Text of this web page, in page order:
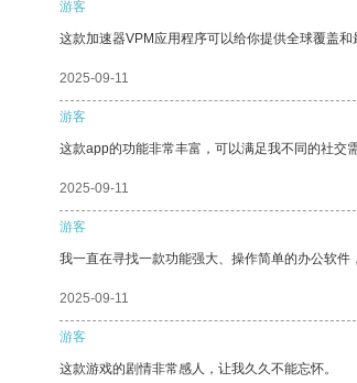
游客
这款加速器VPM应用程序可以给你提供全球覆盖和
2025-09-11
游客
这款app的功能非常丰富，可以满足我不同的社交需
2025-09-11
游客
我一直在寻找一款功能强大、操作简单的办公软
2025-09-11
游客
这款游戏的剧情非常感人，让我久久不能忘怀。